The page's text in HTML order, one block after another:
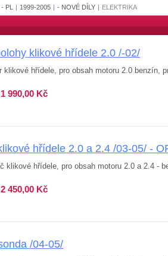
PL | 1999-2005 | - NOVÉ DÍLY | ELEKTRIKA
klikové hřídele 2.0 /-02/
klikové hřídele, pro obsah motoru 2.0 benzín,
1 990,00 Kč
hřídele 2.0 a 2.4 /03-05/ -
klikové hřídele, pro obsah motoru 2.0 a 2.4 -
2 450,00 Kč
/04-05/